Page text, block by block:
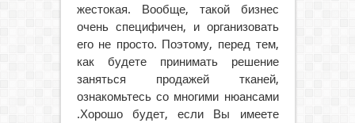
жестокая. Вообще, такой бизнес
очень специфичен, и организовать
его не просто. Поэтому, перед тем,
как будете принимать решение
заняться продажей тканей,
ознакомьтесь со многими нюансами
.Хорошо будет, если Вы имеете